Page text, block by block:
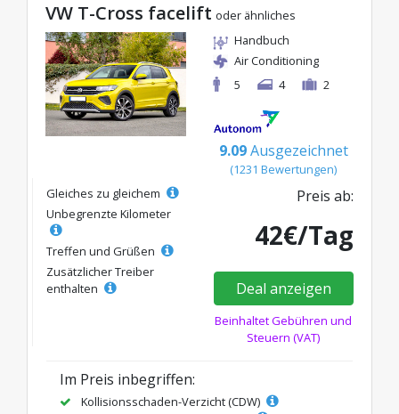
VW T-Cross facelift oder ähnliches
Handbuch
Air Conditioning
5
4 2
9.09 Ausgezeichnet
(1231 Bewertungen)
Gleiches zu gleichem
Unbegrenzte Kilometer
Treffen und Grüßen
Zusätzlicher Treiber
enthalten
Preis ab:
42€/Tag
Deal anzeigen
Beinhaltet Gebühren und
Steuern (VAT)
Im Preis inbegriffen:
Kollisionsschaden-Verzicht (CDW)